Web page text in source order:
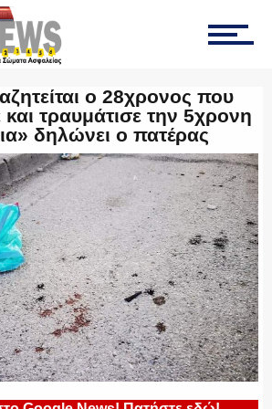
ο 28χρονος που
τραυμάτισε την 5χρονη
δηλώνει ο πατέρας